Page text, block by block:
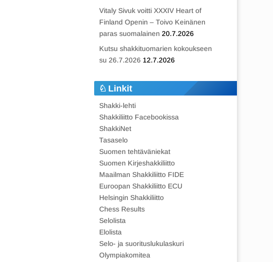
Vitaly Sivuk voitti XXXIV Heart of
Finland Openin – Toivo Keinänen
paras suomalainen 20.7.2026
Kutsu shakkituomarien kokoukseen
su 26.7.2026 12.7.2026
Linkit
Shakki-lehti
Shakkiliitto Facebookissa
ShakkiNet
Tasaselo
Suomen tehtäväniekat
Suomen Kirjeshakkiliitto
Maailman Shakkiliitto FIDE
Euroopan Shakkiliitto ECU
Helsingin Shakkiliitto
Chess Results
Selolista
Elolista
Selo- ja suorituslukulaskuri
Olympiakomitea